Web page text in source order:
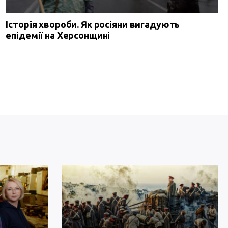
Історія хвороби. Як росіяни вигадують
епідемії на Херсонщині